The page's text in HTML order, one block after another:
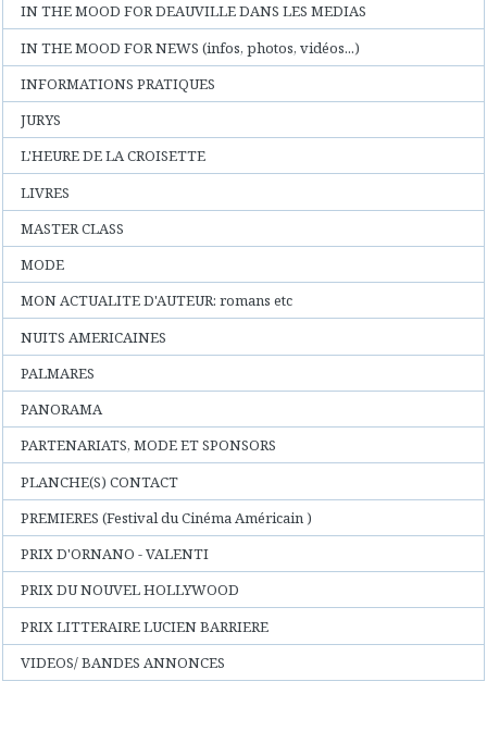
IN THE MOOD FOR DEAUVILLE DANS LES MEDIAS
IN THE MOOD FOR NEWS (infos, photos, vidéos...)
INFORMATIONS PRATIQUES
JURYS
L'HEURE DE LA CROISETTE
LIVRES
MASTER CLASS
MODE
MON ACTUALITE D'AUTEUR: romans etc
NUITS AMERICAINES
PALMARES
PANORAMA
PARTENARIATS, MODE ET SPONSORS
PLANCHE(S) CONTACT
PREMIERES (Festival du Cinéma Américain )
PRIX D'ORNANO - VALENTI
PRIX DU NOUVEL HOLLYWOOD
PRIX LITTERAIRE LUCIEN BARRIERE
VIDEOS/ BANDES ANNONCES